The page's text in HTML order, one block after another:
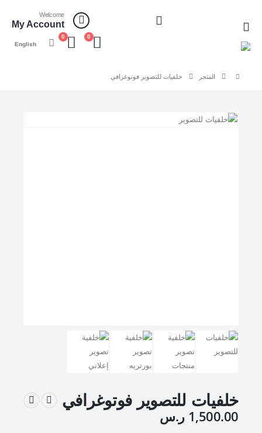
Welcome
My Account
0
0
English
المتجر خلفيات للتصوير فوتوغرافي
خلفيات للتصوير فوتوغرافي
1,500.00 ر.س